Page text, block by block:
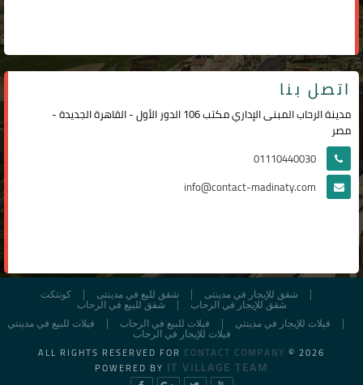
اتصل بنا
مدينة الرحاب المبنى الإداري مكتب 106 الدور الأول - القاهرة الجديدة -
مصر
01110440030
info@contact-madinaty.com
كونتكت شقق لليع في مدينتى
شقق للإيجار في مدينتى
شقق للبيع في الرحاب
شقق للإيجار في الرحاب
فيلات للبيع في مدينتي
فيلات للبيع في الرحاب
فيلات للإيجار في مدينتي
فيلات للإيجار في الرحاب
ALL RIGHTS RESERVED FOR CONTACT COMPANY © 2026
POWERED BY IT VILLAGE TEAM